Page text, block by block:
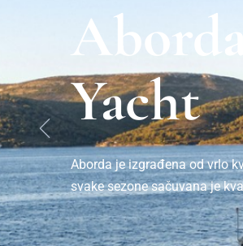
Dašak
Mora
Zasigurno će vas obogatiti
Hrvatske i njenih kulinarskih